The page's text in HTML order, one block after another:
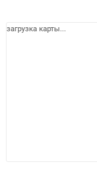
загрузка карты...